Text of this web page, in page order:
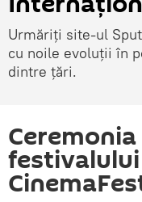
Urmăriți site-ul
cu noile evoluții în
dintre țări.
festivalului